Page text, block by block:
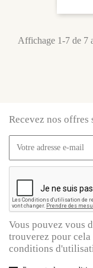
Affichage 1-7 de 7
Recevez nos offres
Vous pouvez vous
trouverez pour
conditions